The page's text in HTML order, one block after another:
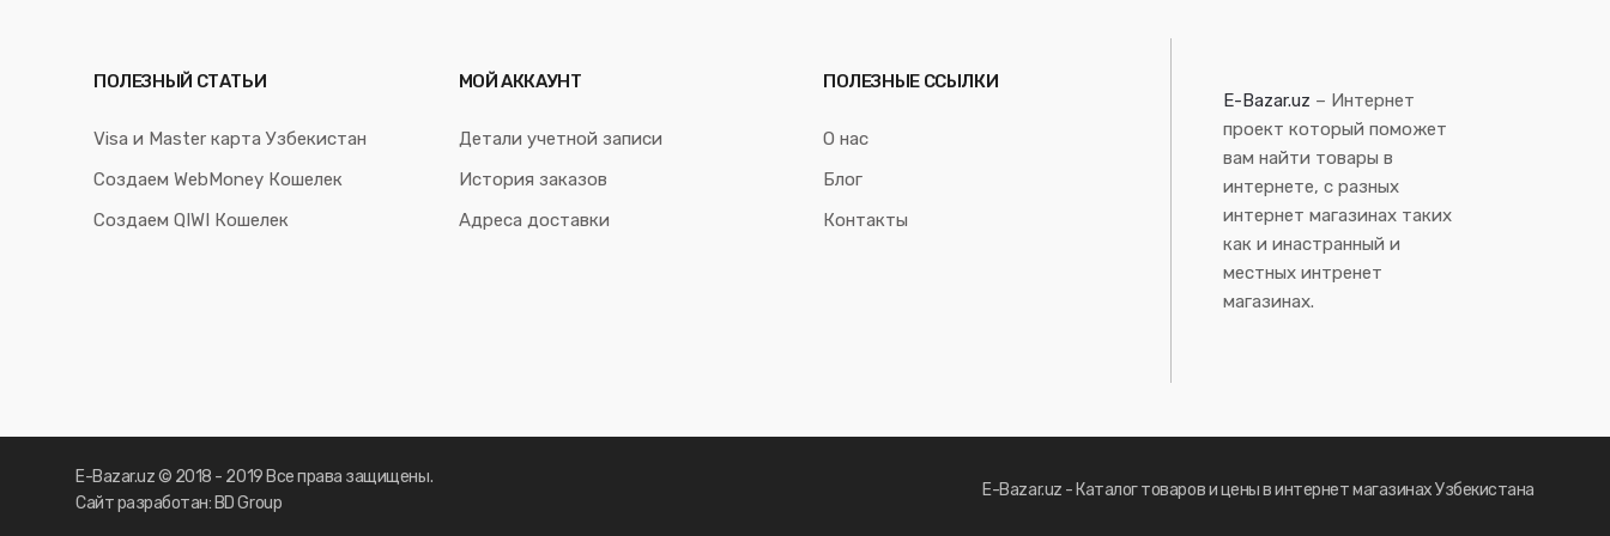
ПОЛЕЗНЫЙ СТАТЬИ
Visa и Master карта Узбекистан
Создаем WebMoney Кошелек
Создаем QIWI Кошелек
МОЙ АККАУНТ
Детали учетной записи
История заказов
Адреса доставки
ПОЛЕЗНЫЕ ССЫЛКИ
О нас
Блог
Контакты
E-Bazar.uz – Интернет
проект который поможет
вам найти товары в
интернете, с разных
интернет магазинах таких
как и инастранный и
местных интренет
магазинах.
E-Bazar.uz © 2018 - 2019 Все права защищены.
Сайт разработан: BD Group
E-Bazar.uz - Каталог товаров и цены в интернет магазинах Узбекистана